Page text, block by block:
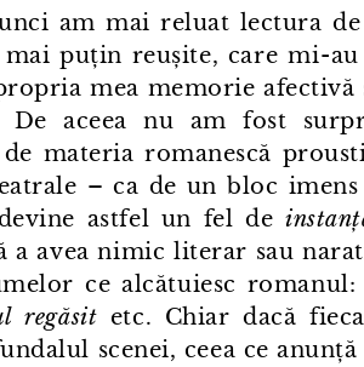
am mai reluat lectura
puțin reușite, care mi⁠-⁠
mea memorie afectivă
aceea nu am fost
materia romanescă
– ca de un bloc imens
astfel un fel de
avea nimic literar sau
ce alcătuiesc
regăsit etc. Chiar dacă
scenei, ceea ce